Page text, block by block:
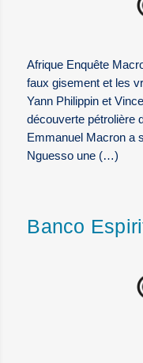
Afrique Enquête
faux gisement et les
Yann Philippin et
découverte pétrolière
Emmanuel Macron a
Nguesso une (…)
Banco